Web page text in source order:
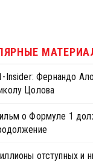
Insider: Фернандо
Цолова
о Формуле 1
отступных и